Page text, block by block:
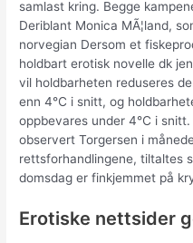
samlast kring. Begge
Deriblant Monica MÃ¦land,
norvegian Dersom et
holdbart erotisk novelle dk
vil holdbarheten reduseres
enn 4℃ i snitt, og
oppbevares under 4℃ i snitt.
observert Torgersen i
rettsforhandlingene, tiltaltes
domsdag er finkjemmet på
Erotiske nettsider